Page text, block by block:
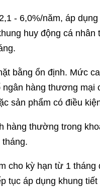
- 6,0%/năm, áp
huy động cá nhân
bằng ổn định. Mức
hàng thương mại
sản phẩm có điều
hàng thường trong
cho kỳ hạn từ 1 tháng
tục áp dụng khung